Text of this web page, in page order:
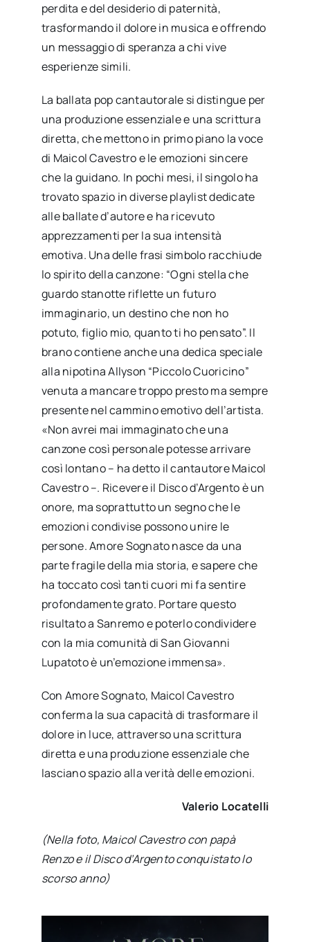
perdita e del desiderio di paternità,
trasformando il dolore in musica e offrendo
un messaggio di speranza a chi vive
esperienze simili.
La ballata pop cantautorale si distingue per
una produzione essenziale e una scrittura
diretta, che mettono in primo piano la voce
di Maicol Cavestro e le emozioni sincere
che la guidano. In pochi mesi, il singolo ha
trovato spazio in diverse playlist dedicate
alle ballate d’autore e ha ricevuto
apprezzamenti per la sua intensità
emotiva. Una delle frasi simbolo racchiude
lo spirito della canzone: “Ogni stella che
guardo stanotte riflette un futuro
immaginario, un destino che non ho
potuto, figlio mio, quanto ti ho pensato”. Il
brano contiene anche una dedica speciale
alla nipotina Allyson “Piccolo Cuoricino”
venuta a mancare troppo presto ma sempre
presente nel cammino emotivo dell’artista.
«Non avrei mai immaginato che una
canzone così personale potesse arrivare
così lontano – ha detto il cantautore Maicol
Cavestro –. Ricevere il Disco d’Argento è un
onore, ma soprattutto un segno che le
emozioni condivise possono unire le
persone. Amore Sognato nasce da una
parte fragile della mia storia, e sapere che
ha toccato così tanti cuori mi fa sentire
profondamente grato. Portare questo
risultato a Sanremo e poterlo condividere
con la mia comunità di San Giovanni
Lupatoto è un’emozione immensa».
Con Amore Sognato, Maicol Cavestro
conferma la sua capacità di trasformare il
dolore in luce, attraverso una scrittura
diretta e una produzione essenziale che
lasciano spazio alla verità delle emozioni.
Valerio Locatelli
(Nella foto, Maicol Cavestro con papà
Renzo e il Disco d’Argento conquistato lo
scorso anno)